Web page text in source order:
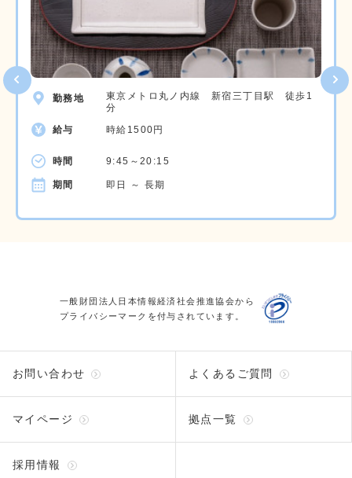
勤務地
東京メトロ丸ノ内線 新宿三丁目駅 徒歩1
分
給与
時給1500円
時間 9:45～20:15
期間 即日 ～ 長期
一般財団法人日本情報経済社会推進協会から
プライバシーマークを付与されています。
お問い合わせ よくあるご質問
マイページ 拠点一覧
採用情報